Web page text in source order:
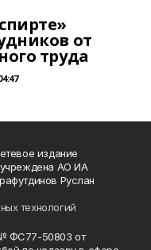
от
труда
издание
учреждена АО ИА
Руслан
технологий
ФС77-50803 от